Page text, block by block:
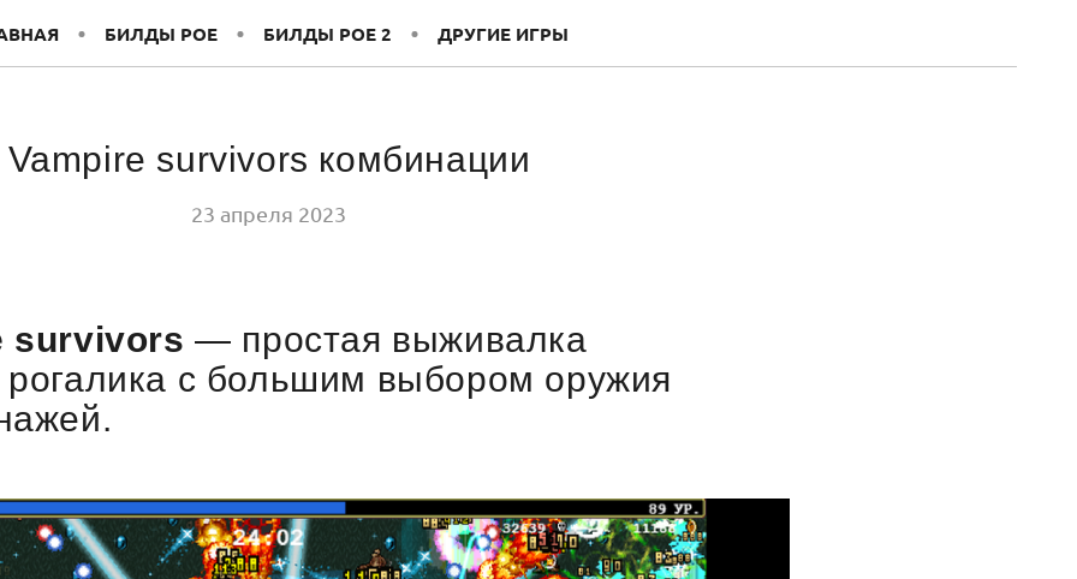
БИЛДЫ POE БИЛДЫ POE 2 ДРУГИЕ ИГРЫ
Vampire survivors комбинации
23 апреля 2023
survivors — простая выживалка
с большим выбором оружия